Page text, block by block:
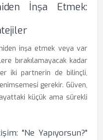
İnşa Etmek:
inşa etmek veya var
bırakılamayacak kadar
iki partnerin de bilinçli,
gerekir. Güven,
küçük ama sürekli
"Ne Yapıyorsun?"